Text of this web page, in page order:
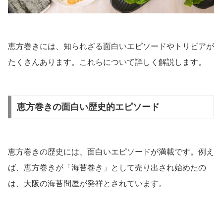
恵方巻きには、知られざる面白いエピソードやトリビアが
たくさんあります。これらについて詳しく解説します。
恵方巻きの面白い歴史的エピソード
恵方巻きの歴史には、面白いエピソードが満載です。例え
ば、恵方巻きが「海苔巻き」として売り出され始めたの
は、大阪の海苔問屋が発祥とされています。